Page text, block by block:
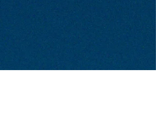
ODUCHU modern voices
from open sea and vast